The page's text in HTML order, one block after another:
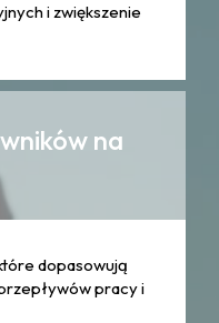
i zwiększenie
na
dopasowują
pracy i